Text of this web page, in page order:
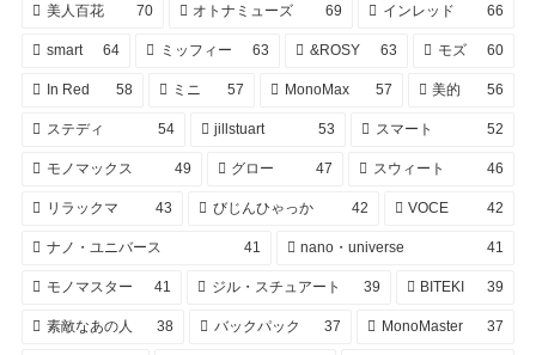
美人百花 70 オトナミューズ 69 インレッド 66
smart 64 ミッフィー 63 &ROSY 63 モズ 60
In Red 58 ミニ 57 MonoMax 57 美的 56
ステディ 54 jillstuart 53 スマート 52
モノマックス 49 グロー 47 スウィート 46
リラックマ 43 びじんひゃっか 42 VOCE 42
ナノ・ユニバース 41 nano・universe 41
モノマスター 41 ジル・スチュアート 39 BITEKI 39
素敵なあの人 38 バックパック 37 MonoMaster 37